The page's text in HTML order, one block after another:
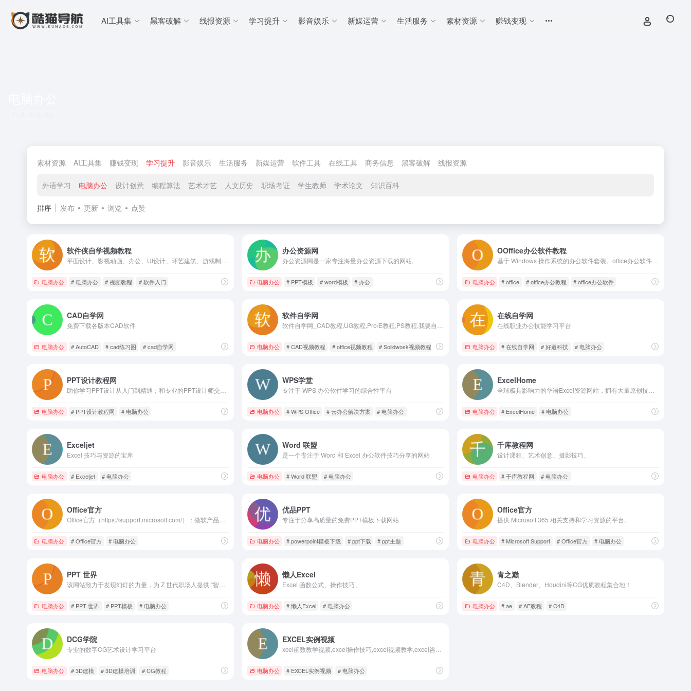
AI工具集 黑客破解 线报资源 学习提升 影音娱乐 新媒运营 生活服务 素材资源 赚钱变现
素材资源 AI工具集 赚钱变现 学习提升 影音娱乐 生活服务 新媒运营 软件工具 在线工具 商务信息 黑客破解 线报资源
外语学习 电脑办公 设计创意 编程算法 艺术才艺 人文历史 职场考证 学生教师 学术论文 知识百科
排序 发布 更新 浏览 点赞
软件侠自学视频教程
电脑办公 # 电脑办公 # 视频教程 # 软件入门
办公资源网
办公资源网是一家专注海量办公资源下载的网站,
电脑办公 # PPT模板 # word模板 # 办公
OOffice办公软件教程
电脑办公 # office # office办公教程 # office办公软件
CAD自学网
免费下载各版本CAD软件
电脑办公 # AutoCAD # cad练习图 # cad自学网
软件自学网
电脑办公 # CAD视频教程 # office视频教程 # Solidwosk视频教程
在线自学网
在线职业办公技能学习平台
电脑办公 # 在线自学网 # 好道科技 # 电脑办公
PPT设计教程网
电脑办公 # PPT设计教程网 # 电脑办公
WPS学堂
专注于 WPS 办公软件学习的综合性平台
电脑办公 # WPS Office # 云办公解决方案 # 电脑办公
ExcelHome
电脑办公 # ExcelHome # 电脑办公
Exceljet
Excel 技巧与资源的宝库
电脑办公 # Exceljet # 电脑办公
Word 联盟
是一个专注于 Word 和 Excel 办公软件技巧分享的网站
电脑办公 # Word 联盟 # 电脑办公
千库教程网
设计课程、艺术创意、摄影技巧、
电脑办公 # 千库教程网 # 电脑办公
Office官方
电脑办公 # Office官方 # 电脑办公
优品PPT
专注于分享高质量的免费PPT模板下载网站
电脑办公 # powerpoint模板下载 # ppt下载 # ppt主题
Office官方
提供 Microsoft 365 相关支持和学习资源的平台。
电脑办公 # Microsoft Support # Office官方 # 电脑办公
PPT 世界
电脑办公 # PPT 世界 # PPT模板 # 电脑办公
懒人Excel
Excel 函数公式、操作技巧、
电脑办公 # 懒人Excel # 电脑办公
青之巅
C4D、Blender、Houdini等CG优质教程集合地！
电脑办公 # ae # AE教程 # C4D
DCG学院
专业的数字CG艺术设计学习平台
电脑办公 # 3D建模 # 3D建模培训 # CG教程
EXCEL实例视频
电脑办公 # EXCEL实例视频 # 电脑办公